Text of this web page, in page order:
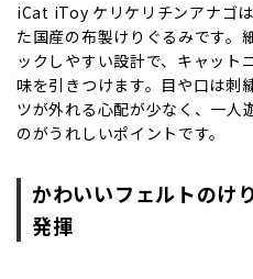
iCat iToy ケリケリチンアナゴ
た国産の布製けりぐるみです。
ックしやすい設計で、キャット
味を引きつけます。目や口は刺
ツが外れる心配が少なく、一人
のがうれしいポイントです。
かわいいフェルトのけ
発揮